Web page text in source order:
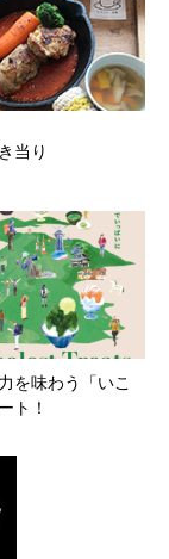
当り
を味わう「いこ
ト！